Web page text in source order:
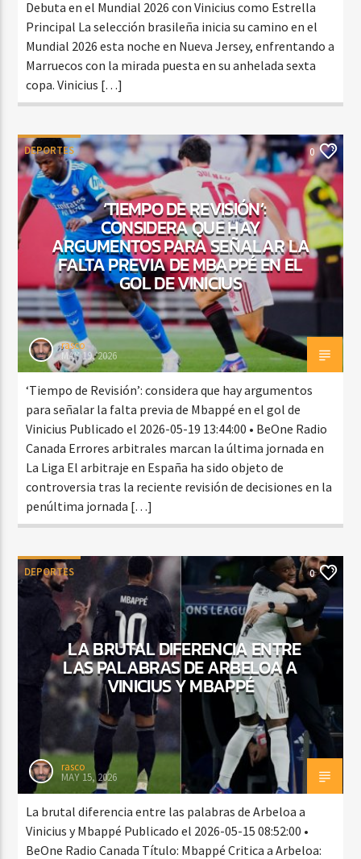
Debuta en el Mundial 2026 con Vinicius como Estrella
Principal La selección brasileña inicia su camino en el
Mundial 2026 esta noche en Nueva Jersey, enfrentando a
Marruecos con la mirada puesta en su anhelada sexta
copa. Vinicius […]
DEPORTES 0
‘TIEMPO DE REVISIÓN’:
CONSIDERA QUE HAY
ARGUMENTOS PARA SEÑALAR LA
FALTA PREVIA DE MBAPPÉ EN EL
GOL DE VINICIUS
rasco
MAY 19, 2026
‘Tiempo de Revisión’: considera que hay argumentos
para señalar la falta previa de Mbappé en el gol de
Vinicius Publicado el 2026-05-19 13:44:00 • BeOne Radio
Canada Errores arbitrales marcan la última jornada en
La Liga El arbitraje en España ha sido objeto de
controversia tras la reciente revisión de decisiones en la
penúltima jornada […]
DEPORTES 0
LA BRUTAL DIFERENCIA ENTRE
LAS PALABRAS DE ARBELOA A
VINICIUS Y MBAPPÉ
rasco
MAY 15, 2026
La brutal diferencia entre las palabras de Arbeloa a
Vinicius y Mbappé Publicado el 2026-05-15 08:52:00 •
BeOne Radio Canada Título: Mbappé Critica a Arbeloa: